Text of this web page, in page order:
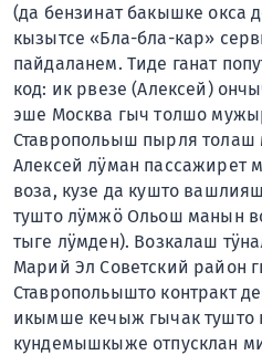
(да бензинат бакышке окса
кызытсе «Бла-бла-кар»
пайдаланем. Тиде ганат
код: ик рвезе (Алексей)
эше Москва гыч толшо
Ставропольыш пырля
Алексей лÿман пассажирет
воза, кузе да кушто
тушто лÿмжö Ольош манын
тыге лÿмден). Возкалаш
Марий Эл Советский район
Ставропольышто контракт
икымше кечыж гычак
кундемышкыже отпусклан